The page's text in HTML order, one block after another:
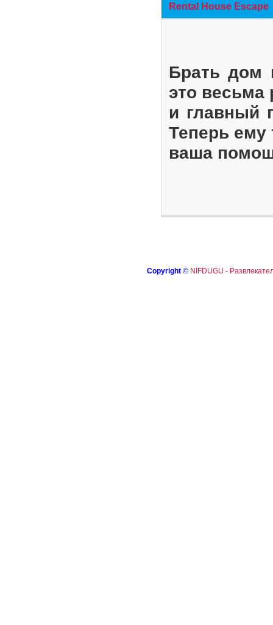
Rental House Escape
Брать дом
это весьма
и главный
Теперь ему
ваша
Copyright © NIFDUGU -